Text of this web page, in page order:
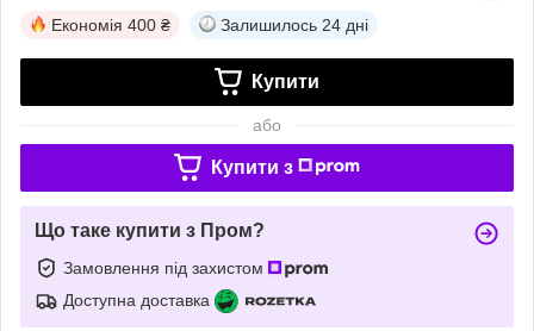
Економія 400 ₴ Залишилось 24 дні
Купити
або
Купити з
Що таке купити з Пром?
Замовлення під захистом
Доступна доставка